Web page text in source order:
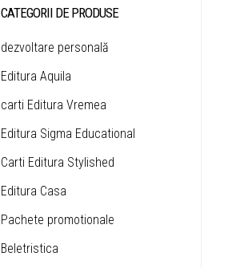
CATEGORII DE PRODUSE
dezvoltare personală
Editura Aquila
carti Editura Vremea
Editura Sigma Educational
Carti Editura Stylished
Editura Casa
Pachete promotionale
Beletristica